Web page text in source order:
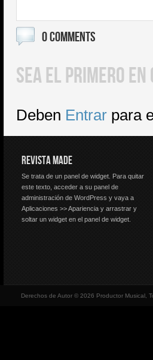
0 COMMENTS
SEA EL PRIMERO EN
Deben Entrar para
REVISTA MADE
Se trata de un panel de widget. Para quitar
este texto, acceder a su panel de
administración de WordPress y vaya a
Aplicaciones >> Apariencia y arrastrar y
soltar un widget en el panel de widget.
Derechos de Autor © 2026 Productor Musical,